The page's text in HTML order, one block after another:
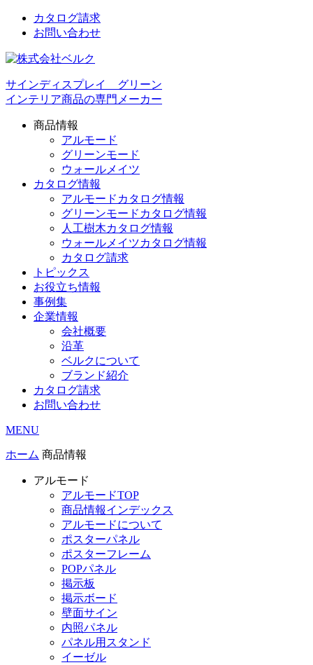
カタログ請求
お問い合わせ
サインディスプレイ グリーン
インテリア商品の専門メーカー
商品情報
アルモード
グリーンモード
ウォールメイツ
カタログ情報
アルモードカタログ情報
グリーンモードカタログ情報
人工樹木カタログ情報
ウォールメイツカタログ情報
カタログ請求
トピックス
お役立ち情報
事例集
企業情報
会社概要
沿革
ベルクについて
ブランド紹介
カタログ請求
お問い合わせ
MENU
ホーム 商品情報
アルモード
アルモードTOP
商品情報インデックス
アルモードについて
ポスターパネル
ポスターフレーム
POPパネル
掲示板
掲示ボード
壁面サイン
内照パネル
パネル用スタンド
イーゼル